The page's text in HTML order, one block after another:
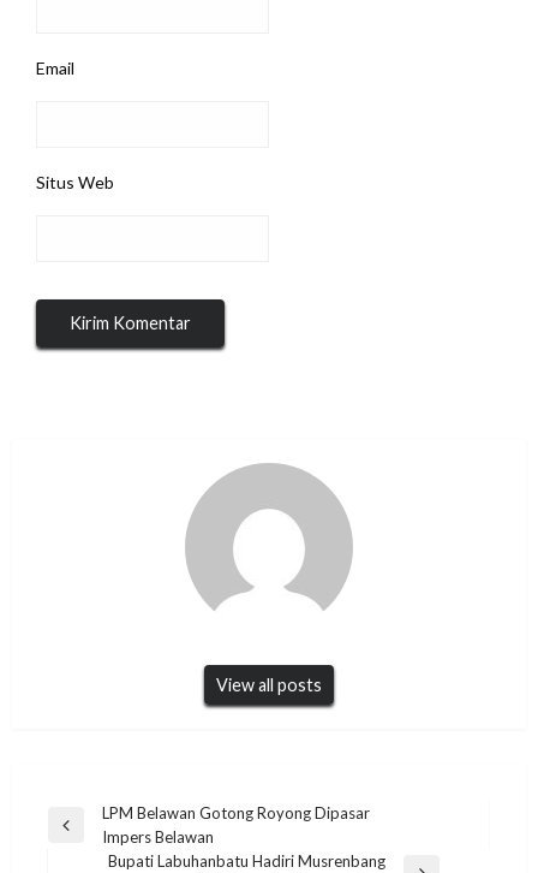
Email
Situs Web
View all posts
Navigasi
Previous
LPM Belawan Gotong Royong Dipasar
Impers Belawan
Bupati Labuhanbatu Hadiri Musrenbang